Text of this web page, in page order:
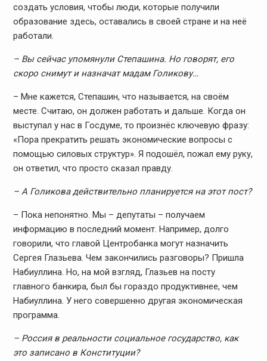
создать условия, чтобы люди, которые получили
образование здесь, оставались в своей стране и на неё
работали.
– Вы сейчас упомянули Степашина. Но говорят, его
скоро снимут и назначат мадам Голикову…
– Мне кажется, Степашин, что называется, на своём
месте. Считаю, он должен работать и дальше. Когда он
выступал у нас в Госдуме, то произнёс ключевую фразу:
«Пора прекратить решать экономические вопросы с
помощью силовых структур». Я подошёл, пожал ему руку,
он ответил, что просто сказал правду.
– А Голикова действительно планируется на этот пост?
– Пока непонятно. Мы – депутаты – получаем
информацию в последний момент. Например, долго
говорили, что главой Центробанка могут назначить
Сергея Глазьева. Чем закончились разговоры? Пришла
Набиуллина. Но, на мой взгляд, Глазьев на посту
главного банкира, был бы гораздо продуктивнее, чем
Набиуллина. У него совершенно другая экономическая
программа.
– Россия в реальности социальное государство, как
это записано в Конституции?